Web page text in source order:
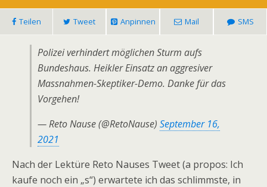
Teilen Tweet Anpinnen Mail SMS
Polizei verhindert möglichen Sturm aufs
Bundeshaus. Heikler Einsatz an aggresiver
Massnahmen-Skeptiker-Demo. Danke für das
Vorgehen!
— Reto Nause (@RetoNause) September 16,
2021
Nach der Lektüre Reto Nauses Tweet (a propos: Ich
kaufe noch ein „s“) erwartete ich das schlimmste, in